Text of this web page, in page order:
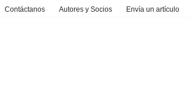
Contáctanos Autores y Socios Envía un artículo